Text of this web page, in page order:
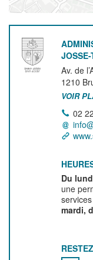
Av. de
1210
VOIR
02
Du
une
mardi,